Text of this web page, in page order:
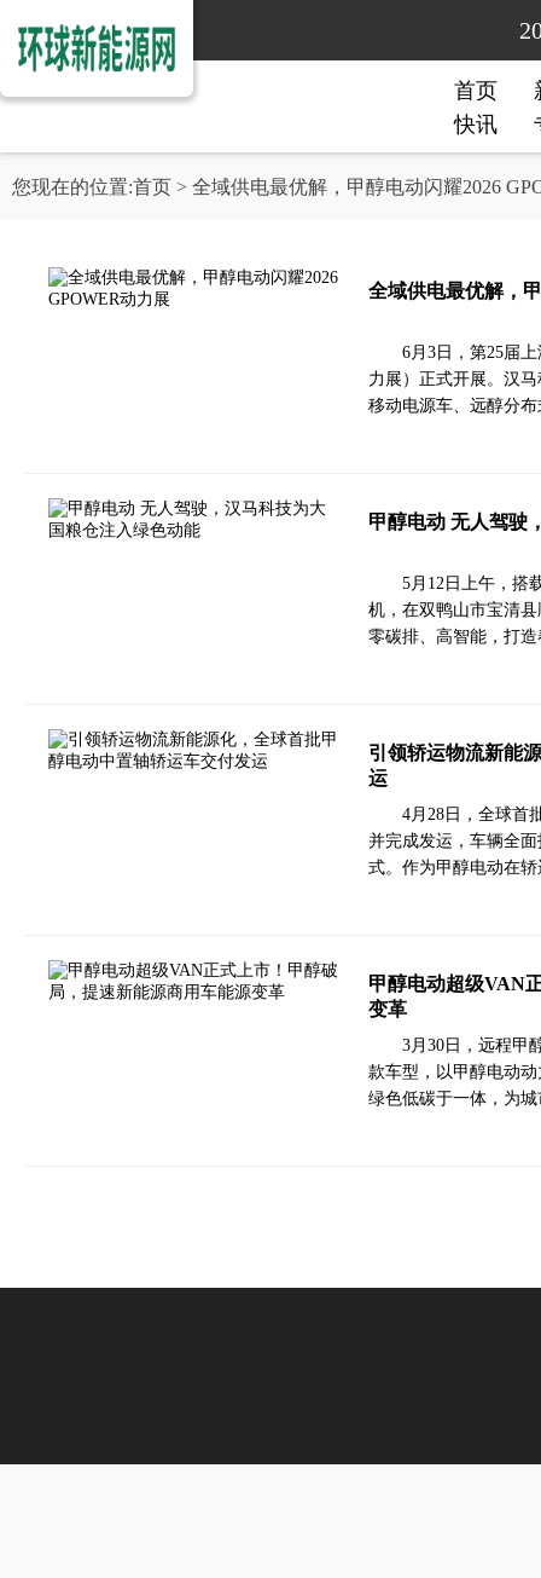
首页
快讯
您现在的位置:首页 > 全域供电最优解，甲醇电动闪耀2026
全域供电最优解，
6月3日，第25届
力展）正式开展。汉
移动电源车、远醇分
甲醇电动 无人驾驶
5月12日上午，搭
机，在双鸭山市宝清
零碳排、高智能，打
引领轿运物流新能
运
4月28日，全球首
并完成发运，车辆全
式。作为甲醇电动在
甲醇电动超级VAN
变革
3月30日，远程甲
款车型，以甲醇电动
绿色低碳于一体，为